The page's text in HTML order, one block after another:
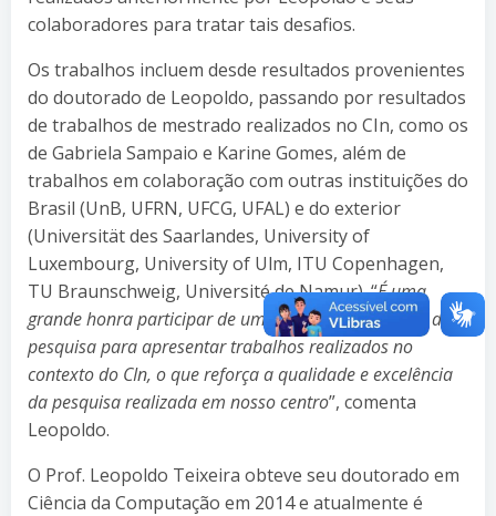
colaboradores para tratar tais desafios.
Os trabalhos incluem desde resultados provenientes
do doutorado de Leopoldo, passando por resultados
de trabalhos de mestrado realizados no CIn, como os
de Gabriela Sampaio e Karine Gomes, além de
trabalhos em colaboração com outras instituições do
Brasil (UnB, UFRN, UFCG, UFAL) e do exterior
(Universität des Saarlandes, University of
Luxembourg, University of Ulm, ITU Copenhagen,
TU Braunschweig, Université de Namur). “É uma
grande honra participar de um evento internacional de
pesquisa para apresentar trabalhos realizados no
contexto do CIn, o que reforça a qualidade e excelência
da pesquisa realizada em nosso centro”, comenta
Leopoldo.
O Prof. Leopoldo Teixeira obteve seu doutorado em
Ciência da Computação em 2014 e atualmente é